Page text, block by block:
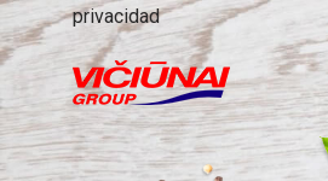
privacidad